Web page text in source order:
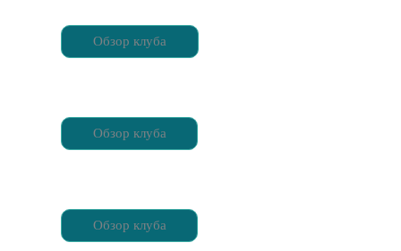
Обзор клуба
Обзор клуба
Обзор клуба